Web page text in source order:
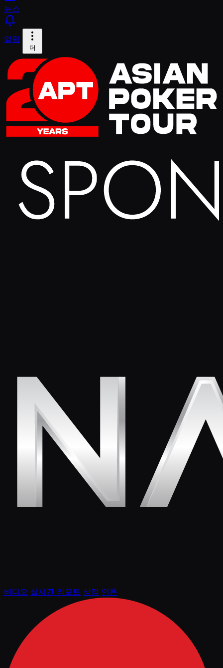
뉴스
알림
더
비디오 실시간 리포트 상점 언론